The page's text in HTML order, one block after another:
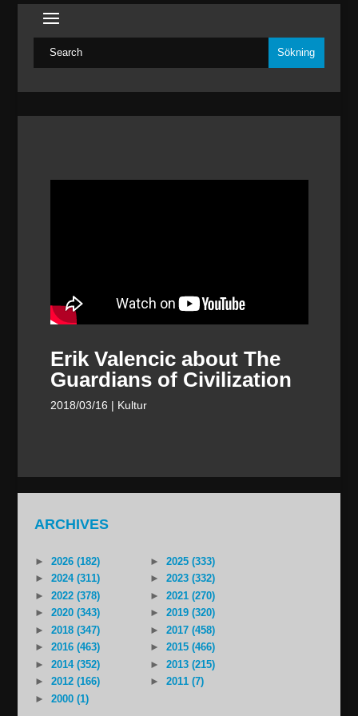
Erik Valencic about The
Guardians of Civilization
2018/03/16 | Kultur
ARCHIVES
► 2026 (182) ►
2025 (333)
►
2024 (311) ►
2023 (332)
►
2022 (378) ►
2021 (270)
►
2020 (343) ►
2019 (320)
►
2018 (347) ►
2017 (458)
►
2016 (463) ►
2015 (466)
►
2014 (352) ►
2013 (215)
►
2012 (166) ►
2011 (7)
►
2000 (1)